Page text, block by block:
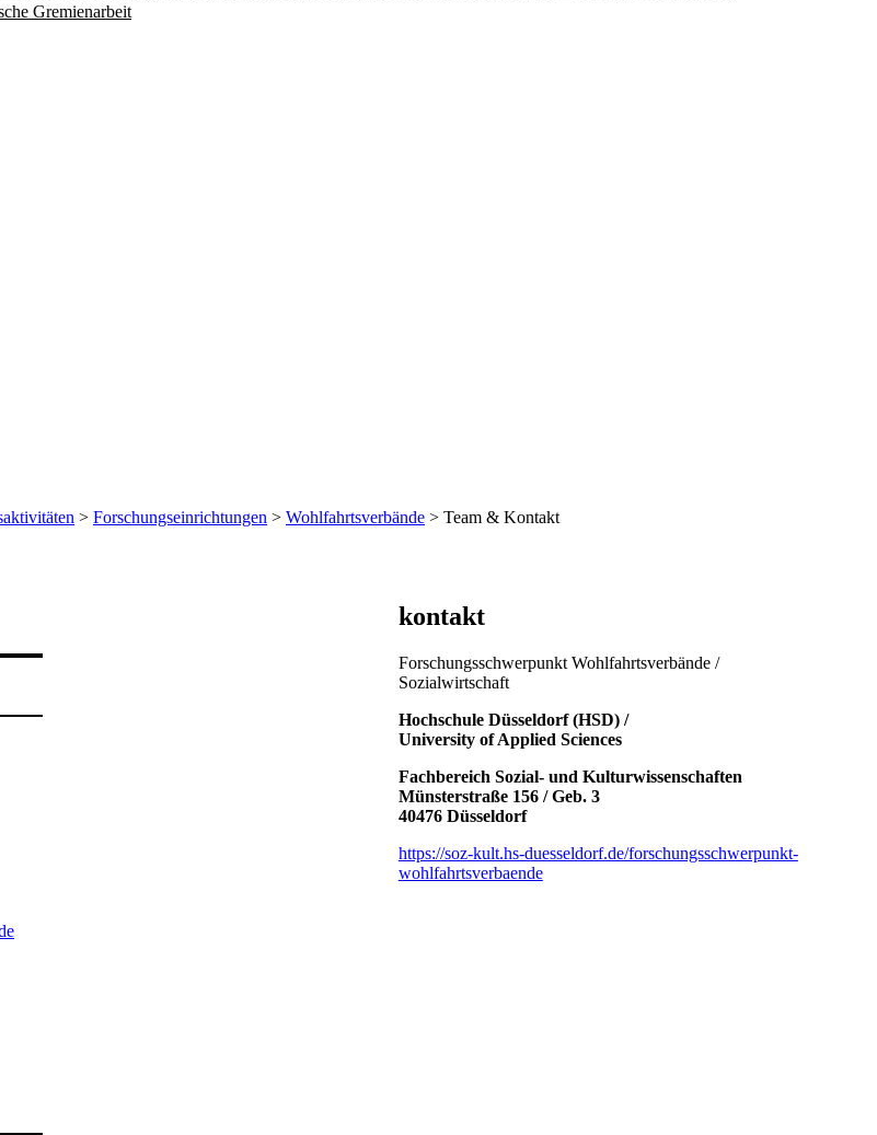
Gremienarbeit
> Forschungseinrichtungen > Wohlfahrtsverbände > Team & Kontakt
kontakt
Forschungsschwerpunkt Wohlfahrtsverbände /
Sozialwirtschaft
Hochschule Düsseldorf (HSD) /
University of Applied Sciences
Fachbereich Sozial- und Kulturwissenschaften
Münsterstraße 156 / Geb. 3
40476 Düsseldorf
https:/​/soz-kult.hs-duesseldorf.de/forschungsschwerpunkt-
wohlfahrtsverbaende